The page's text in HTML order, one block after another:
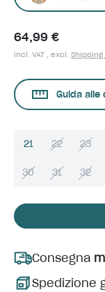
64,99 €
incl. VAT , excl. Shipping
Guida alle
21 22 23
30 31 32
Consegna
Spedizione